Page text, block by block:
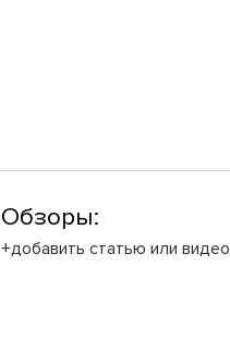
Обзоры:
+добавить статью или видео